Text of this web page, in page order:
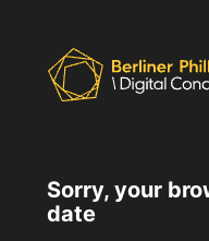
Sorry, your
date